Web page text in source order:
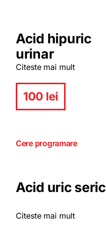
Acid hipuric
urinar
Citeste mai mult
100 lei
Cere programare
Acid uric seric
Citeste mai mult